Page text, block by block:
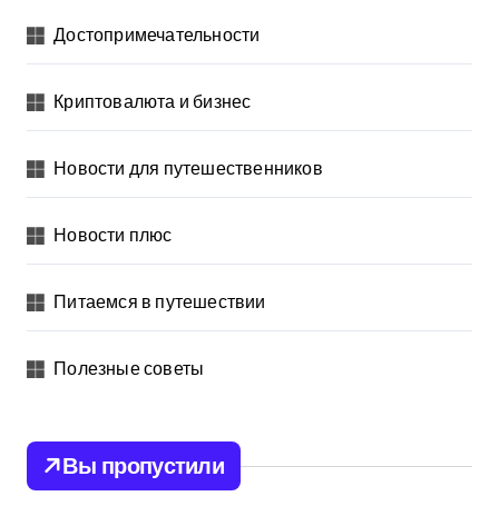
Достопримечательности
Криптовалюта и бизнес
Новости для путешественников
Новости плюс
Питаемся в путешествии
Полезные советы
Вы пропустили